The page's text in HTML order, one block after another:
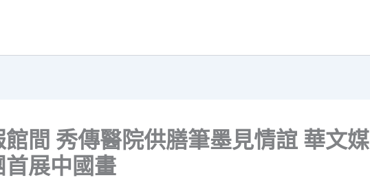
館間 秀傳醫院供膳筆墨見情誼 華文媒
首展中國畫